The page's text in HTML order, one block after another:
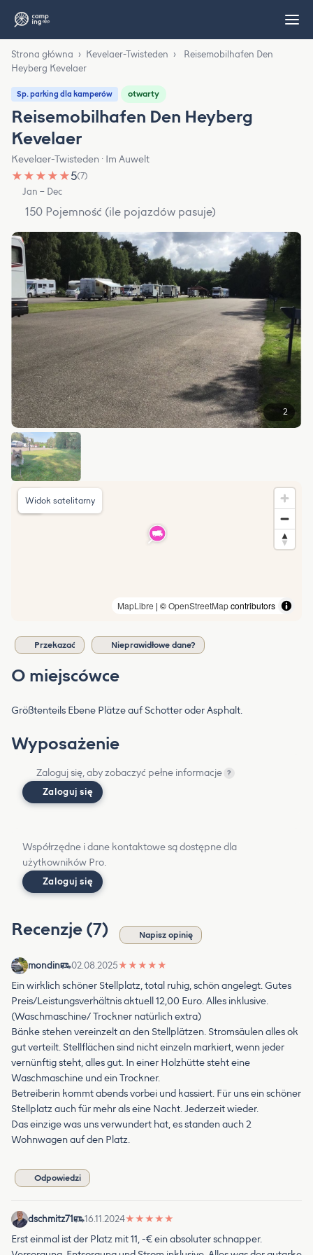
Strona główna › Kevelaer-Twisteden ›
Reisemobilhafen Den
Heyberg Kevelaer
Sp. parking dla kamperów otwarty
Reisemobilhafen Den Heyberg
Kevelaer
Kevelaer-Twisteden · Im Auwelt
★ ★ ★ ★ ★5(7)
Jan – Dec
150 Pojemność (ile pojazdów pasuje)
2
MapLibre | ©OpenStreetMapcontributors
Widok satelitarny
Przekazać Nieprawidłowe dane?
O miejscówce
Größtenteils Ebene Plätze auf Schotter oder Asphalt.
Wyposażenie
Zaloguj się, aby zobaczyć pełne informacje ?
Zaloguj się
Współrzędne i dane kontaktowe są dostępne dla
użytkowników Pro.
Zaloguj się
Recenzje (7) Napisz opinię
mondin 02.08.2025★ ★ ★ ★ ★
Ein wirklich schöner Stellplatz, total ruhig, schön angelegt. Gutes
Preis/Leistungsverhältnis aktuell 12,00 Euro. Alles inklusive.
(Waschmaschine/ Trockner natürlich extra)
Bänke stehen vereinzelt an den Stellplätzen. Stromsäulen alles ok
gut verteilt. Stellflächen sind nicht einzeln markiert, wenn jeder
vernünftig steht, alles gut. In einer Holzhütte steht eine
Waschmaschine und ein Trockner.
Betreiberin kommt abends vorbei und kassiert. Für uns ein schöner
Stellplatz auch für mehr als eine Nacht. Jederzeit wieder.
Das einzige was uns verwundert hat, es standen auch 2
Wohnwagen auf den Platz.
Odpowiedzi
dschmitz71 16.11.2024★ ★ ★ ★ ★
Erst einmal ist der Platz mit 11, -€ ein absoluter schnapper.